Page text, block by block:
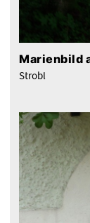
Marienbild
Strobl